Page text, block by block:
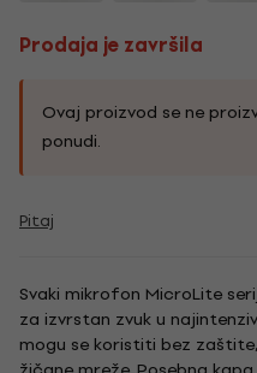
Prodaja je završila
Ovaj proizvod se ne
ponudi.
Pitaj
Svaki mikrofon MicroLite
za izvrstan zvuk u
mogu se koristiti bez